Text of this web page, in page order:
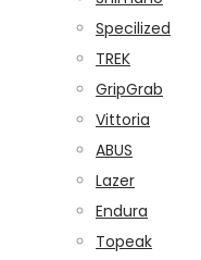
Specilized
TREK
GripGrab
Vittoria
ABUS
Lazer
Endura
Topeak